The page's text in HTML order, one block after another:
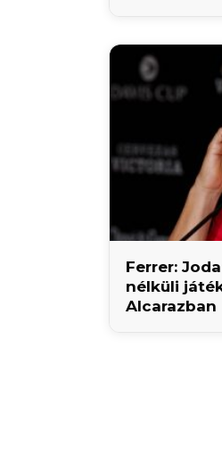
Ferrer:
nélküli
Alcarazban